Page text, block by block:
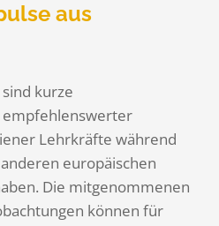
aus
sind kurze
empfehlenswerter
Lehrkräfte während
europäischen
Die mitgenommenen
können für